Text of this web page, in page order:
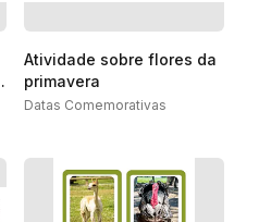
Atividade sobre flores da
primavera
Datas Comemorativas